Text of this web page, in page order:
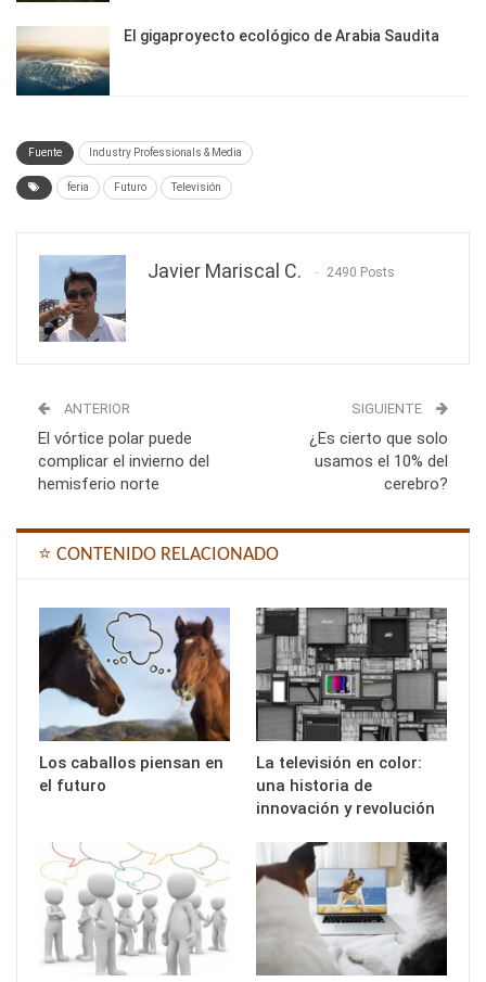
El gigaproyecto ecológico de Arabia Saudita
Fuente Industry Professionals & Media
feria Futuro Televisión
Javier Mariscal C. 2490 Posts
ANTERIOR
El vórtice polar puede
complicar el invierno del
hemisferio norte
SIGUIENTE
¿Es cierto que solo
usamos el 10% del
cerebro?
⭐ CONTENIDO RELACIONADO
Los caballos piensan en
el futuro
La televisión en color:
una historia de
innovación y revolución